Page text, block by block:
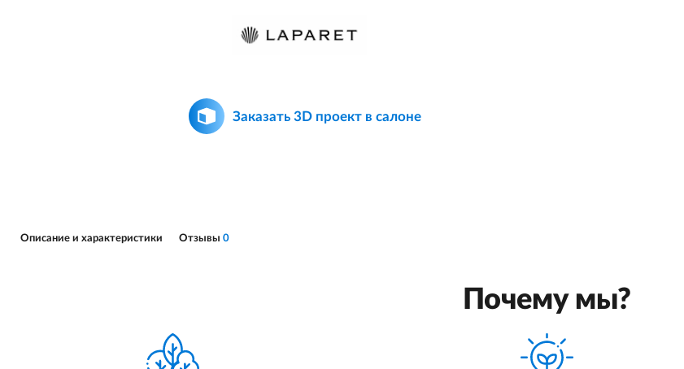
Заказать 3D проект в салоне
Описание и характеристики Отзывы 0
Почему мы?